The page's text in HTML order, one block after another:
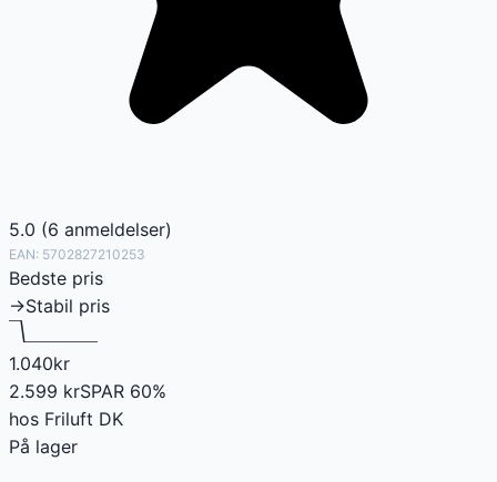
5.0 (6 anmeldelser)
EAN: 5702827210253
Bedste pris
→Stabil pris
1.040kr
2.599 krSPAR 60%
hos Friluft DK
På lager